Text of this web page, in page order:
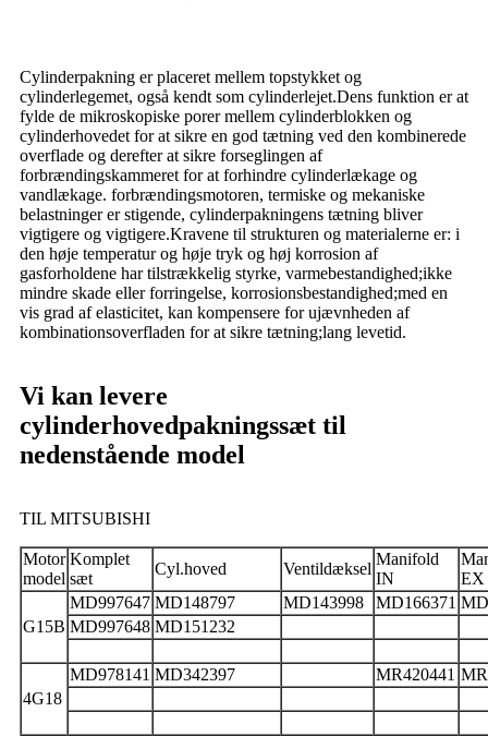
Cylinderpakning er placeret mellem topstykket og
cylinderlegemet, også kendt som cylinderlejet.Dens funktion er at
fylde de mikroskopiske porer mellem cylinderblokken og
cylinderhovedet for at sikre en god tætning ved den kombinerede
overflade og derefter at sikre forseglingen af ​​
forbrændingskammeret for at forhindre cylinderlækage og
vandlækage. forbrændingsmotoren, termiske og mekaniske
belastninger er stigende, cylinderpakningens tætning bliver
vigtigere og vigtigere.Kravene til strukturen og materialerne er: i
den høje temperatur og høje tryk og høj korrosion af
gasforholdene har tilstrækkelig styrke, varmebestandighed;ikke
mindre skade eller forringelse, korrosionsbestandighed;med en
vis grad af elasticitet, kan kompensere for ujævnheden af ​​
kombinationsoverfladen for at sikre tætning;lang levetid.
Vi kan levere
cylinderhovedpakningssæt til
nedenstående model
TIL MITSUBISHI
Motor
model
Komplet
sæt
Cyl.hoved Ventildæksel
Manifold
IN
EX
G15B
MD997647 MD148797 MD143998 MD166371
MD997648 MD151232
4G18
MD978141 MD342397 MR420441